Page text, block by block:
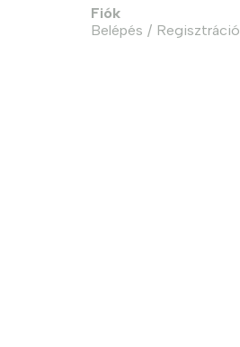
Fiók
Belépés / Regisztráció